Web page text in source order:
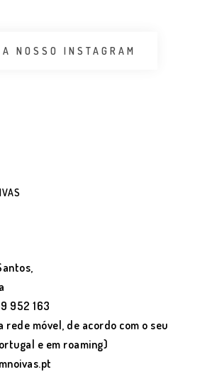
NOSSO INSTAGRAM
952 163
rede móvel, de acordo com o seu
e em roaming)